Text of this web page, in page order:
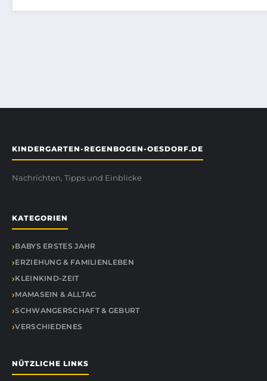
KINDERGARTEN-REGENBOGEN-OESDORF.DE
Nachrichten, Tipps und Einblicke
KATEGORIEN
BABYS ERSTES JAHR
ERZIEHUNG & FAMILIENLEBEN
KLEINKIND-ZEIT
MAMASEIN & ALLTAG
SCHWANGERSCHAFT & GEBURT
VERSCHIEDENES
NÜTZLICHE LINKS